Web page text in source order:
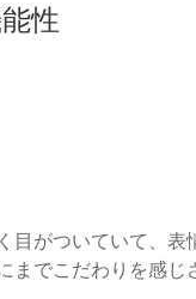
性
目がついていて、
までこだわりを感